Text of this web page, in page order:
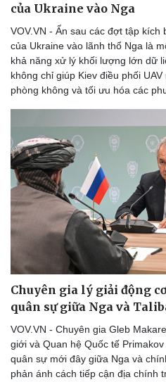
của Ukraine vào Nga
VOV.VN - Ẩn sau các đợt tập
của Ukraine vào lãnh thổ Nga là
khả năng xử lý khối lượng lớn dữ
không chỉ giúp Kiev điều phối
phòng không và tối ưu hóa các
Chuyên gia lý giải động
quân sự giữa Nga và
VOV.VN - Chuyên gia Gleb
giới và Quan hệ Quốc tế
quân sự mới đây giữa Nga và
phản ánh cách tiếp cận địa chính